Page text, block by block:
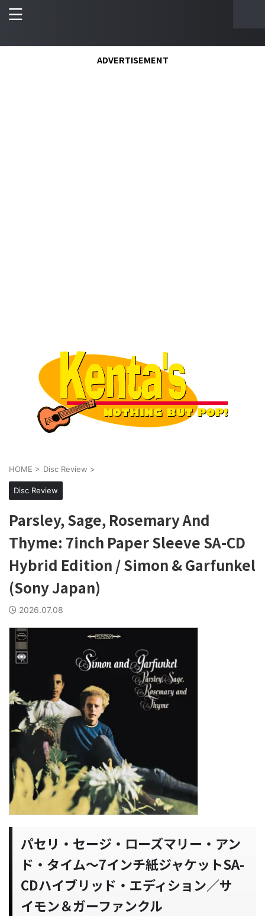
ADVERTISEMENT
HOME > Disc Review >
Disc Review
Parsley, Sage, Rosemary And
Thyme: 7inch Paper Sleeve SA-CD
Hybrid Edition / Simon & Garfunkel
(Sony Japan)
2026.07.08
パセリ・セージ・ローズマリー・アン
ド・タイム～7インチ紙ジャケットSA-
CDハイブリッド・エディション／サ
イモン＆ガーファンクル